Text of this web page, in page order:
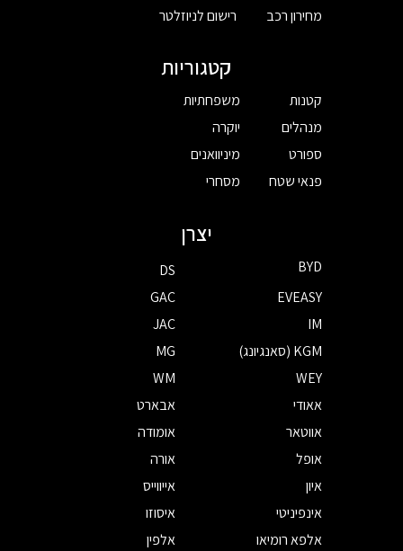
מחירון רכב
רישום לניוזלטר
קטגוריות
קטנות
מנהלים
ספורט
פנאי שטח
משפחתיות
יוקרה
מיניוואנים
מסחרי
יצרן
BYD
DS
EVEASY
GAC
IM
JAC
KGM (סאנגיונג)
MG
WEY
WM
אאודי
אבארט
אווטאר
אומודה
אופל
אורה
איון
אייווייס
אינפיניטי
איסוזו
אלפא רומיאו
אלפין